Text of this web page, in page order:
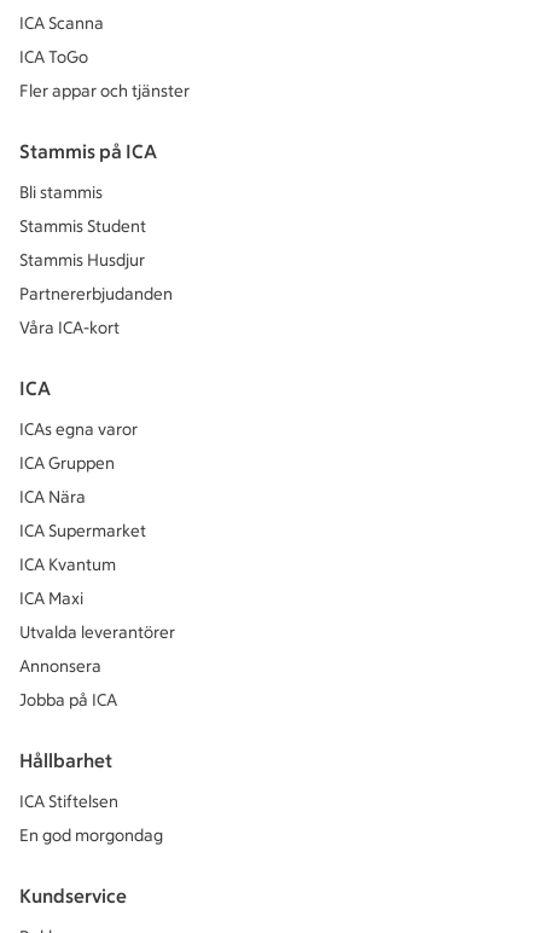
ICA Scanna
ICA ToGo
Fler appar och tjänster
Stammis på ICA
Bli stammis
Stammis Student
Stammis Husdjur
Partnererbjudanden
Våra ICA-kort
ICA
ICAs egna varor
ICA Gruppen
ICA Nära
ICA Supermarket
ICA Kvantum
ICA Maxi
Utvalda leverantörer
Annonsera
Jobba på ICA
Hållbarhet
ICA Stiftelsen
En god morgondag
Kundservice